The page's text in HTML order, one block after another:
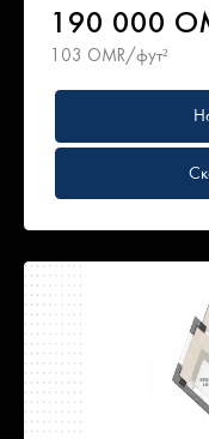
190 000
103 OMR/фут²